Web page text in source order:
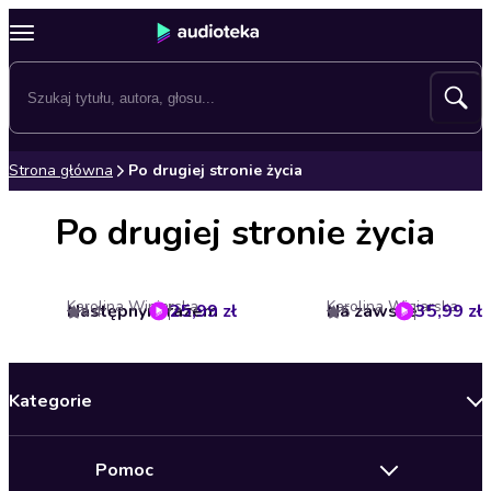
Strona główna Po drugiej stronie życia
Po drugiej stronie życia
Następnym razem
Karolina Winiarska
4.4 25,99 zł Na zawsze
Karolina Winiarska
5 35,99 zł
Kategorie
Pomoc